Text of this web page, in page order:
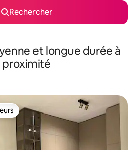
Rechercher
et longue durée à
proximité